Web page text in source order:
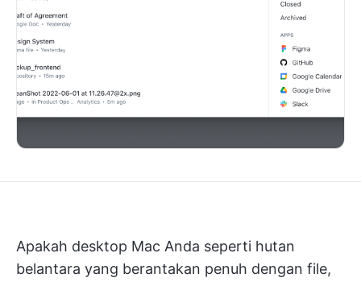
Apakah desktop Mac Anda seperti hutan
belantara yang berantakan penuh dengan file,